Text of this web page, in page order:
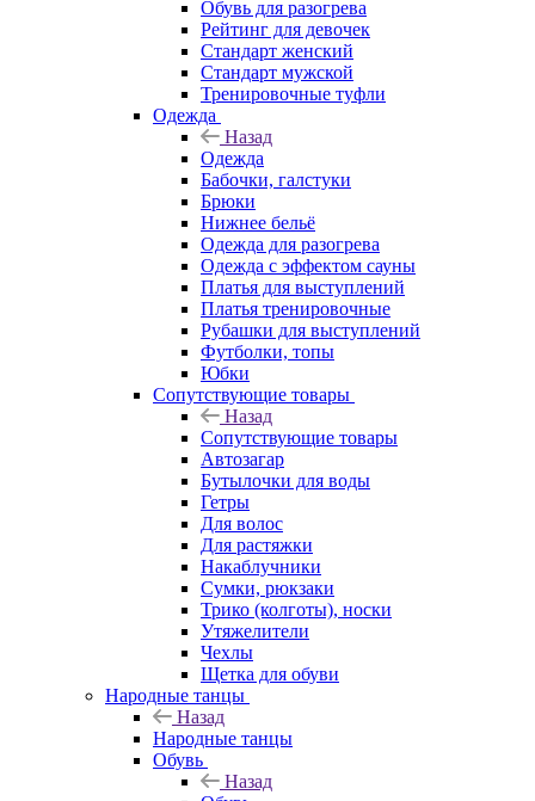
Обувь для разогрева
Рейтинг для девочек
Стандарт женский
Стандарт мужской
Тренировочные туфли
Одежда
Назад
Одежда
Бабочки, галстуки
Брюки
Нижнее бельё
Одежда для разогрева
Одежда с эффектом сауны
Платья для выступлений
Платья тренировочные
Рубашки для выступлений
Футболки, топы
Юбки
Сопутствующие товары
Назад
Сопутствующие товары
Автозагар
Бутылочки для воды
Гетры
Для волос
Для растяжки
Накаблучники
Сумки, рюкзаки
Трико (колготы), носки
Утяжелители
Чехлы
Щетка для обуви
Народные танцы
Назад
Народные танцы
Обувь
Назад